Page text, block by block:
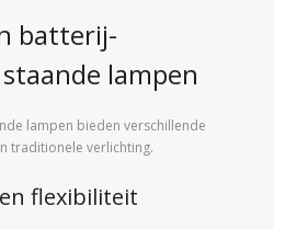
batterij-
lampen
lampen bieden verschillende
traditionele verlichting.
flexibiliteit